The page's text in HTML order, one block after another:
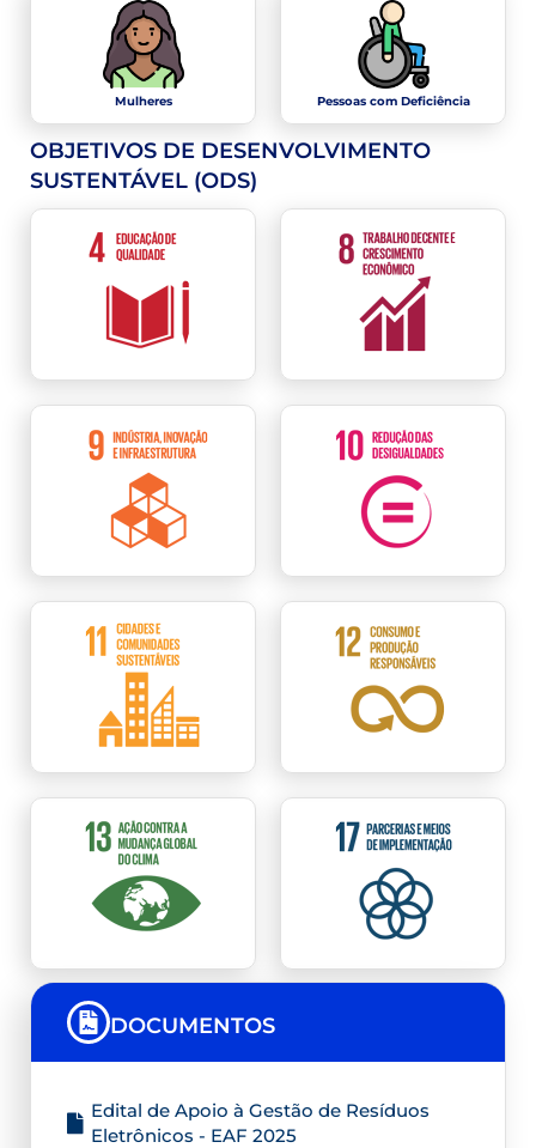
Mulheres Pessoas com Deficiência
OBJETIVOS DE DESENVOLVIMENTO
SUSTENTÁVEL (ODS)
DOCUMENTOS
Edital de Apoio à Gestão de Resíduos
Eletrônicos - EAF 2025